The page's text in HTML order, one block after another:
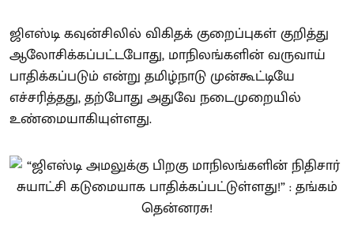
ஜிஎஸ்டி கவுன்சிலில் விகிதக் குறைப்புகள் குறித்து
ஆலோசிக்கப்பட்டபோது, மாநிலங்களின் வருவாய்
பாதிக்கப்படும் என்று தமிழ்நாடு முன்கூட்டியே
எச்சரித்தது, தற்போது அதுவே நடைமுறையில்
உண்மையாகியுள்ளது.